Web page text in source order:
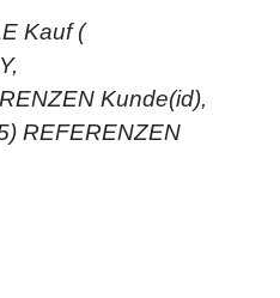
Kauf (
Kunde(id),
REFERENZEN